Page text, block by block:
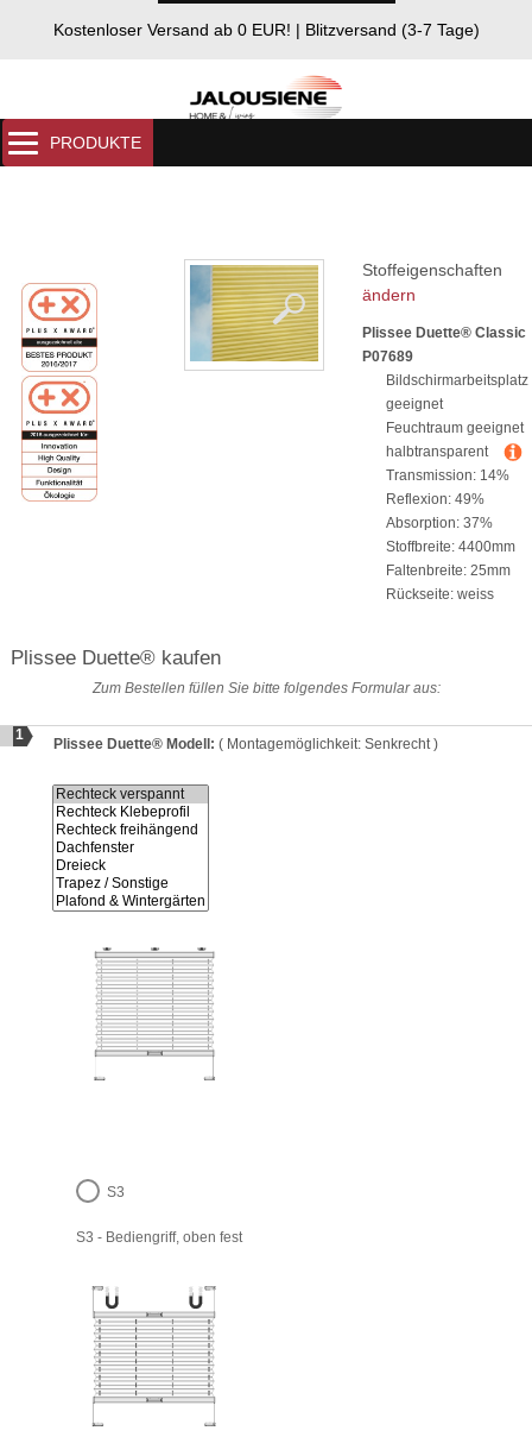
Kostenloser Versand ab 0 EUR! | Blitzversand (3-7 Tage)
Stoffeigenschaften
ändern
Plissee Duette® Classic
P07689
Bildschirmarbeitsplatz
geeignet
Feuchtraum geeignet
halbtransparent
Transmission: 14%
Reflexion: 49%
Absorption: 37%
Stoffbreite: 4400mm
Faltenbreite: 25mm
Rückseite: weiss
Plissee Duette® kaufen
Zum Bestellen füllen Sie bitte folgendes Formular aus:
Plissee Duette® Modell:
1
( Montagemöglichkeit: Senkrecht )
S3
S3 - Bediengriff, oben fest